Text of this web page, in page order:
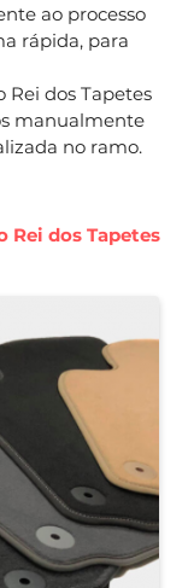
ao processo
rápida, para
Rei dos Tapetes
manualmente
no ramo.
Rei dos Tapetes